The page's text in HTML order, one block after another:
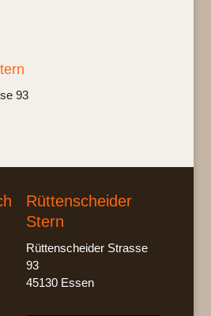
93
Rüttenscheider
Stern
Rüttenscheider Strasse
93
45130 Essen